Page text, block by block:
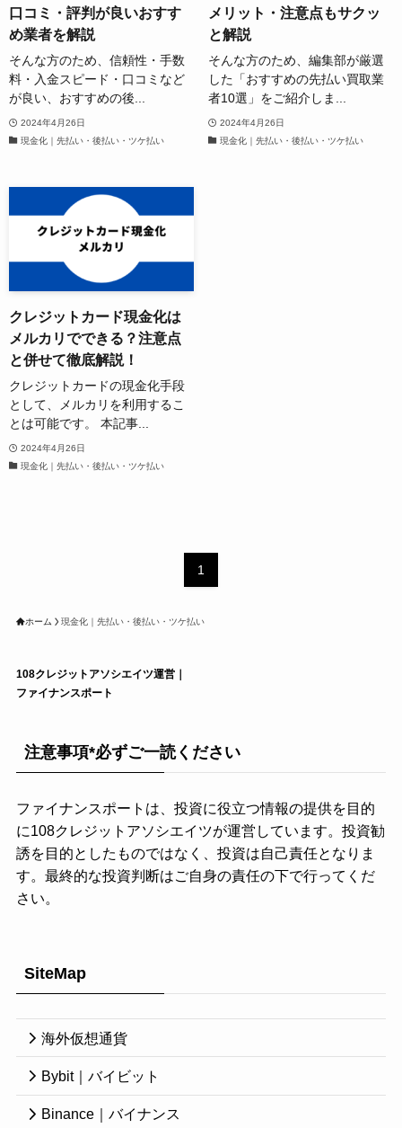
口コミ・評判が良いおすす
め業者を解説
そんな方のため、信頼性・手数
料・入金スピード・口コミなど
が良い、おすすめの後...
2024年4月26日
現金化｜先払い・後払い・ツケ払い
メリット・注意点もサクッ
と解説
そんな方のため、編集部が厳選
した「おすすめの先払い買取業
者10選」をご紹介しま...
2024年4月26日
現金化｜先払い・後払い・ツケ払い
クレジットカード現金化は
メルカリでできる？注意点
と併せて徹底解説！
クレジットカードの現金化手段
として、メルカリを利用するこ
とは可能です。 本記事...
2024年4月26日
現金化｜先払い・後払い・ツケ払い
1
ホーム 現金化｜先払い・後払い・ツケ払い
108クレジットアソシエイツ運営｜
ファイナンスポート
注意事項*必ずご一読ください
ファイナンスポートは、投資に役立つ情報の提供を目的
に108クレジットアソシエイツが運営しています。投資勧
誘を目的としたものではなく、投資は自己責任となりま
す。最終的な投資判断はご自身の責任の下で行ってくだ
さい。
SiteMap
海外仮想通貨
Bybit｜バイビット
Binance｜バイナンス